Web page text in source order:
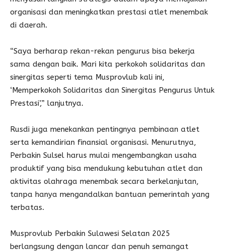
organisasi dan meningkatkan prestasi atlet menembak
di daerah.
“Saya berharap rekan-rekan pengurus bisa bekerja
sama dengan baik. Mari kita perkokoh solidaritas dan
sinergitas seperti tema Musprovlub kali ini,
‘Memperkokoh Solidaritas dan Sinergitas Pengurus Untuk
Prestasi’,” lanjutnya.
Rusdi juga menekankan pentingnya pembinaan atlet
serta kemandirian finansial organisasi. Menurutnya,
Perbakin Sulsel harus mulai mengembangkan usaha
produktif yang bisa mendukung kebutuhan atlet dan
aktivitas olahraga menembak secara berkelanjutan,
tanpa hanya mengandalkan bantuan pemerintah yang
terbatas.
Musprovlub Perbakin Sulawesi Selatan 2025
berlangsung dengan lancar dan penuh semangat